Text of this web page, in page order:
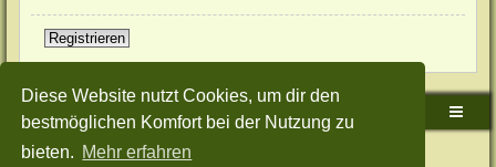
Diese Website nutzt Cookies, um dir den
bestmöglichen Komfort bei der Nutzung zu
bieten. Mehr erfahren
Registrieren
Sudden-Strike-Maps.de Hauptseite Foren-Übersicht
Powered byphpBB® Forum Software © phpBB Limited